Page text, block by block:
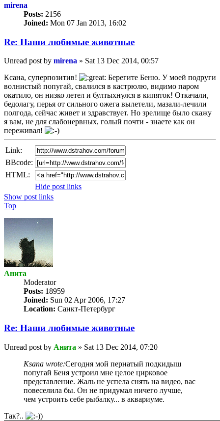
mirena
Posts: 2156
Joined: Mon 07 Jan 2013, 16:02
Re: Наши любимые животные
Unread post by mirena » Sat 13 Dec 2014, 00:57
Ксана, суперпозитив!
Берегите Беню. У моей подруги
волнистый попугай, свалился в кастрюлю, видимо паром
окатило, он низко летел и бултыхнулся в кипяток! Откачали,
бедолагу, перья от сильного ожега вылетели, мазали-лечили
полгода, сейчас живет и здравствует. Но зрелище было скажу
я вам, не для слабонервных, голый почти - знаете как он
переживал!
Link:
BBcode:
HTML:
Hide post links
Show post links
Top
Анита
Мoderator
Posts: 18959
Joined: Sun 02 Apr 2006, 17:27
Location: Санкт-Петербург
Re: Наши любимые животные
Unread post by Анита » Sat 13 Dec 2014, 07:20
Ksana wrote:Сегодня мой пернатый подкидыш
попугай Беня устроил мне целое цирковое
представление. Жаль не успела снять на видео, вас
повеселила бы. Он не придумал ничего лучше,
чем устроить себе рыбалку... в аквариуме.
Так?..